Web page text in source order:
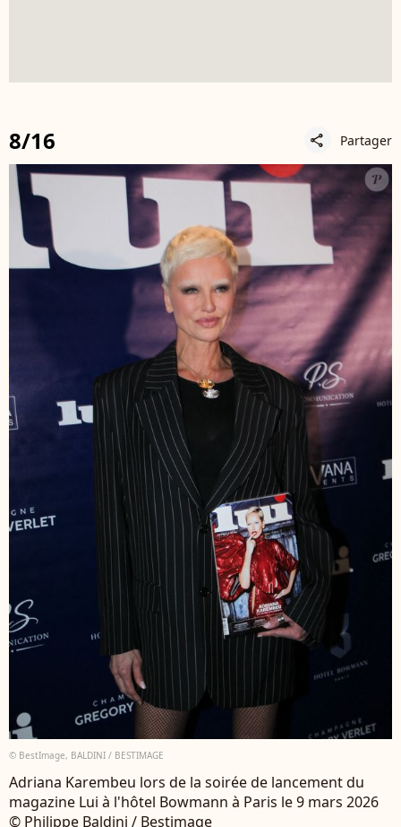
8/16 share Partager
© BestImage, BALDINI / BESTIMAGE
Adriana Karembeu lors de la soirée de lancement du
magazine Lui à l'hôtel Bowmann à Paris le 9 mars 2026
© Philippe Baldini / Bestimage